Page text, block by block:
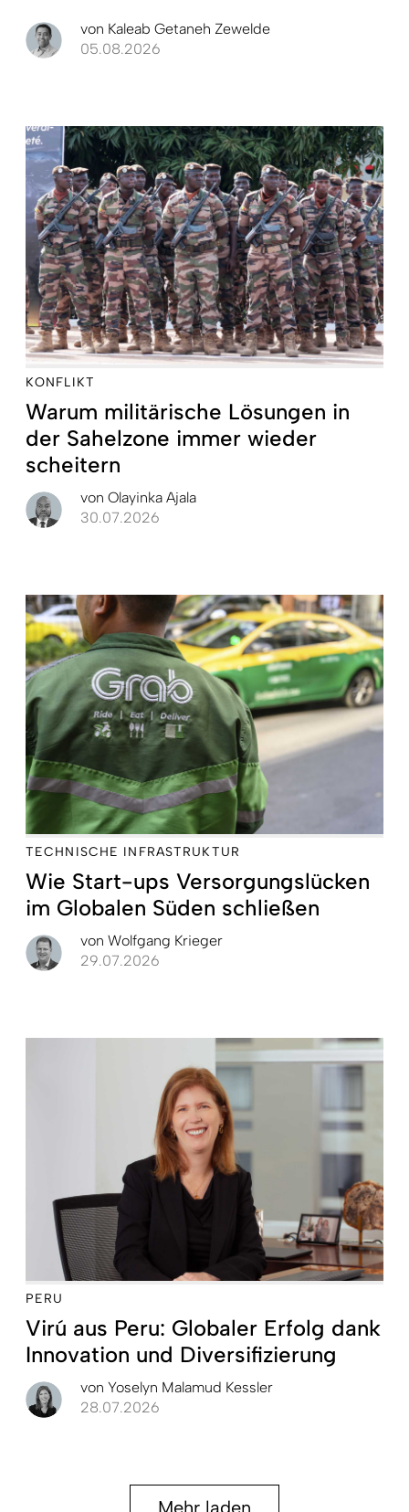
von Kaleab Getaneh Zewelde
05.08.2026
KONFLIKT
Warum militärische Lösungen in
der Sahelzone immer wieder
scheitern
von Olayinka Ajala
30.07.2026
TECHNISCHE INFRASTRUKTUR
Wie Start-ups Versorgungslücken
im Globalen Süden schließen
von Wolfgang Krieger
29.07.2026
PERU
Virú aus Peru: Globaler Erfolg dank
Innovation und Diversifizierung
von Yoselyn Malamud Kessler
28.07.2026
Mehr laden